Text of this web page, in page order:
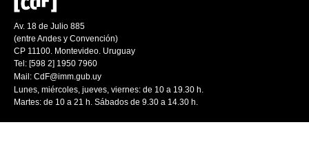
Av. 18 de Julio 885
(entre Andes y Convención)
CP 11100. Montevideo. Uruguay
Tel: [598 2] 1950 7960
Mail: CdF@imm.gub.uy
Lunes, miércoles, jueves, viernes: de 10 a 19.30 h.
Martes: de 10 a 21 h. Sábados de 9.30 a 14.30 h.